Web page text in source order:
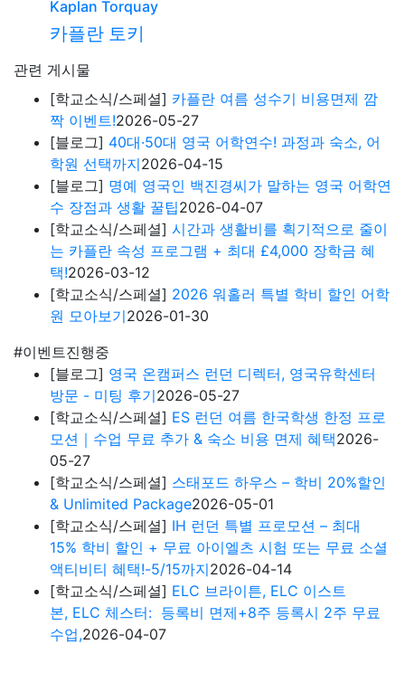
Kaplan Torquay
카플란 토키
관련 게시물
[학교소식/스페셜] 카플란 여름 성수기 비용면제 깜
짝 이벤트!2026-05-27
[블로그] 40대·50대 영국 어학연수! 과정과 숙소, 어
학원 선택까지2026-04-15
[블로그] 명예 영국인 백진경씨가 말하는 영국 어학연
수 장점과 생활 꿀팁2026-04-07
[학교소식/스페셜] 시간과 생활비를 획기적으로 줄이
는 카플란 속성 프로그램 + 최대 £4,000 장학금 혜
택!2026-03-12
[학교소식/스페셜] 2026 워홀러 특별 학비 할인 어학
원 모아보기2026-01-30
#이벤트진행중
[블로그] 영국 온캠퍼스 런던 디렉터, 영국유학센터
방문 - 미팅 후기2026-05-27
[학교소식/스페셜] ES 런던 여름 한국학생 한정 프로
모션｜수업 무료 추가 & 숙소 비용 면제 혜택2026-
05-27
[학교소식/스페셜] 스태포드 하우스 – 학비 20%할인
& Unlimited Package2026-05-01
[학교소식/스페셜] IH 런던 특별 프로모션 – 최대
15% 학비 할인 + 무료 아이엘츠 시험 또는 무료 소셜
액티비티 혜택!-5/15까지2026-04-14
[학교소식/스페셜] ELC 브라이튼, ELC 이스트
본, ELC 체스터: 등록비 면제+8주 등록시 2주 무료
수업,2026-04-07